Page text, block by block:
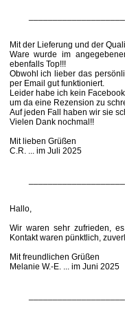
Mit der Lieferung und der
Ware wurde im
ebenfalls Top!!!
Obwohl ich lieber das
per Email gut funktioniert.
Leider habe ich kein Facebook
um da eine Rezension zu
Auf jeden Fall haben wir sie
Vielen Dank nochmal!!
Mit lieben Grüßen
C.R. ... im Juli 2025
Hallo,
Wir waren sehr zufrieden,
Kontakt waren pünktlich,
Mit freundlichen Grüßen
Melanie W.-E. ... im Juni 2025